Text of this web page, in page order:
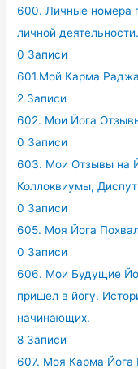
600. Личные номера
личной деятельности.
0 Записи
601.Мой Карма
2 Записи
602. Мои Йога
0 Записи
603. Мои Отзывы на
Коллоквиумы,
0 Записи
605. Моя Йога
0 Записи
606. Мои Будущие
пришел в йогу.
начинающих.
8 Записи
607. Моя Карма Йога